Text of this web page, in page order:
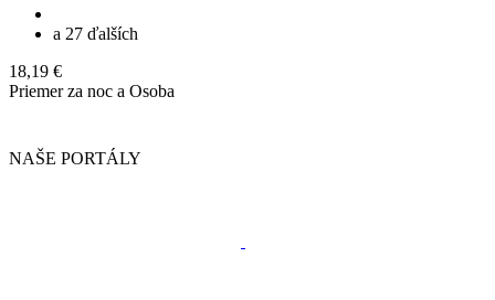
a 27 ďalších
18,19 €
Priemer za noc a Osoba
NAŠE PORTÁLY